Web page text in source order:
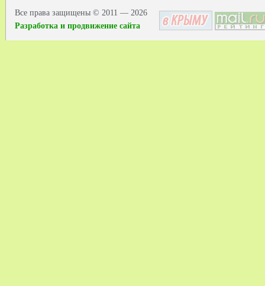
Все права защищены © 2011 — 2026
Разработка и продвижение сайта